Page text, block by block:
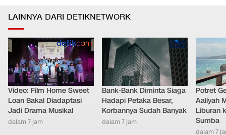
LAINNYA DARI DETIKNETWORK
Video: Film Home Sweet
Loan Bakal Diadaptasi
Jadi Drama Musikal
dalam 7 jam
Bank-Bank Diminta Siaga
Hadapi Petaka Besar,
Korbannya Sudah Banyak
dalam 7 jam
Potret
Aaliyah
Liburan
Sumba
dalam 7